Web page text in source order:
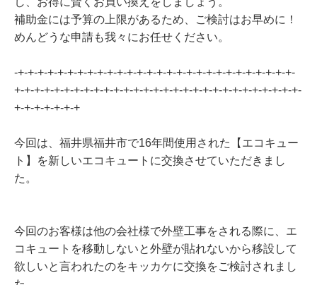
補助金には予算の上限があるため、ご検討はお早めに！
めんどうな申請も我々にお任せください。
-+-+-+-+-+-+-+-+-+-+-+-+-+-+-+-+-+-+-+-+-+-+-+-+-+-+-+-+-
+-+-+-+-+-+-+-+-+-+-+-+-+-+-+-+-+-+-+-+-+-+-+-+-+-+-+-+-+-
+-+-+-+-+-+-+
今回は、福井県福井市で16年間使用された【エコキュー
ト】を新しいエコキュートに交換させていただきまし
た。
今回のお客様は他の会社様で外壁工事をされる際に、エ
コキュートを移動しないと外壁が貼れないから移設して
欲しいと言われたのをキッカケに交換をご検討されまし